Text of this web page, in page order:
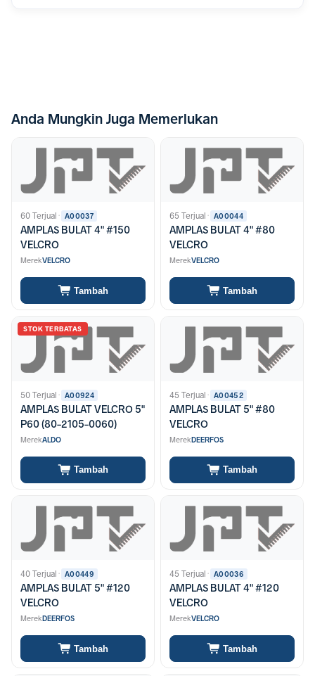
Anda Mungkin Juga Memerlukan
60 Terjual· A00037
AMPLAS BULAT 4" #150
VELCRO
MerekVELCRO
Tambah
65 Terjual· A00044
AMPLAS BULAT 4" #80
VELCRO
MerekVELCRO
Tambah
STOK TERBATAS
50 Terjual· A00924
AMPLAS BULAT VELCRO 5"
P60 (80-2105-0060)
MerekALDO
Tambah
45 Terjual· A00452
AMPLAS BULAT 5" #80
VELCRO
MerekDEERFOS
Tambah
40 Terjual· A00449
AMPLAS BULAT 5" #120
VELCRO
MerekDEERFOS
Tambah
45 Terjual· A00036
AMPLAS BULAT 4" #120
VELCRO
MerekVELCRO
Tambah